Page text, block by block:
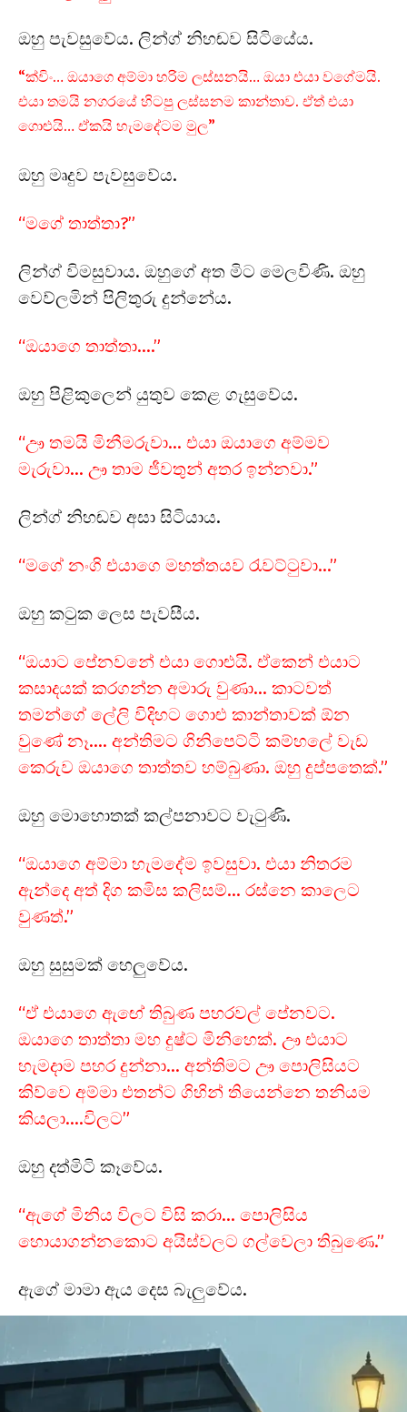
ඔහු පැවසුවේය. ලින්ග් නිහඬව සිටියේය.
“ක්විං… ඔයාගෙ අම්මා හරිම ලස්සනයි… ඔයා එයා වගේමයි.
එයා තමයි නගරයේ හිටපු ලස්සනම කාන්තාව. ඒත් එයා
ගොළුයි… ඒකයි හැමදේටම මුල”
ඔහු මෘදුව පැවසුවේය.
“මගේ තාත්තා?”
ලින්ග් විමසුවාය. ඔහුගේ අත මිට මෙලවිණි. ඔහු
වෙව්ලමින් පිලිතුරු දුන්නේය.
“ඔයාගෙ තාත්තා….”
ඔහු පිළිකුලෙන් යුතුව කෙළ ගැසුවේය.
“ඌ තමයි මිනීමරුවා… එයා ඔයාගෙ අම්මව
මැරුවා… ඌ තාම ජීවතුන් අතර ඉන්නවා.”
ලින්ග් නිහඬව අසා සිටියාය.
“මගේ නංගි එයාගෙ මහත්තයව රැවට්ටුවා…”
ඔහු කටුක ලෙස පැවසීය.
“ඔයාට පේනවනේ එයා ගොළුයි. ඒකෙන් එයාට
කසාදයක් කරගන්න අමාරු වුණා… කාටවත්
තමන්ගේ ලේලි විදිහට ගොළු කාන්තාවක් ඕන
වුණේ නෑ…. අන්තිමට ගිනිපෙට්ටි කම්හලේ වැඩ
කෙරුව ඔයාගෙ තාත්තව හම්බුණා. ඔහු දුප්පතෙක්.”
ඔහු මොහොතක් කල්පනාවට වැටුණි.
“ඔයාගෙ අම්මා හැමදේම ඉවසුවා. එයා නිතරම
ඇන්දෙ අත් දිග කමිස කලිසම්… රස්නෙ කාලෙට
වුණත්.”
ඔහු සුසුමක් හෙලුවේය.
“ඒ එයාගෙ ඇඟේ තිබුණ පහරවල් පේනවට.
ඔයාගෙ තාත්තා මහ දුෂ්ට මිනිහෙක්. ඌ එයාට
හැමදාම පහර දුන්නා… අන්තිමට ඌ පොලිසියට
කිව්වෙ අම්මා එතන්ට ගිහින් තියෙන්නෙ තනියම
කියලා….විලට”
ඔහු දත්මිටි කෑවේය.
“ඇගේ මිනිය විලට විසි කරා… පොලිසිය
හොයාගන්නකොට අයිස්වලට ගල්වෙලා තිබුණෙ.”
ඇගේ මාමා ඇය දෙස බැලුවේය.